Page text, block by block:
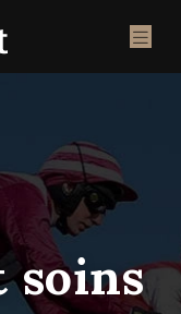
soins